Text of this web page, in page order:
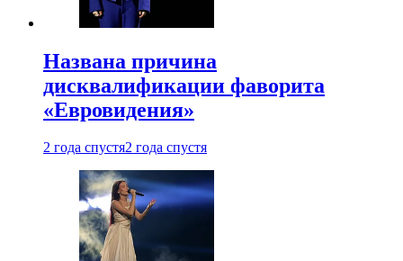
Названа причина
дисквалификации фаворита
«Евровидения»
2 года спустя2 года спустя